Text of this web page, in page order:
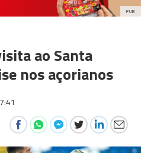
PUB
ao Santa
nos açorianos